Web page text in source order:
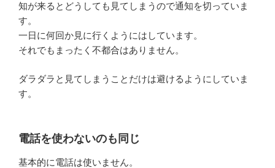
知が来るとどうしても見てしまうので通知を切っていま
す。
一日に何回か見に行くようにはしています。
それでもまったく不都合はありません。
ダラダラと見てしまうことだけは避けるようにしていま
す。
電話を使わないのも同じ
基本的に電話は使いません。